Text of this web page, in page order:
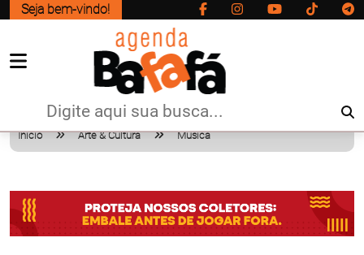
Seja bem-vindo!
Início Arte & Cultura Musica